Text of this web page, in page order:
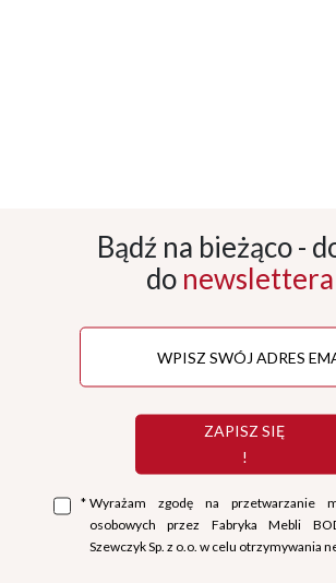
Bądź na bieżąco -
do
ZAPISZ SIĘ
!
* Wyrażam zgodę na przetwarzanie
osobowych przez Fabryka Mebli
Szewczyk Sp. z o.o. w celu otrzymywania